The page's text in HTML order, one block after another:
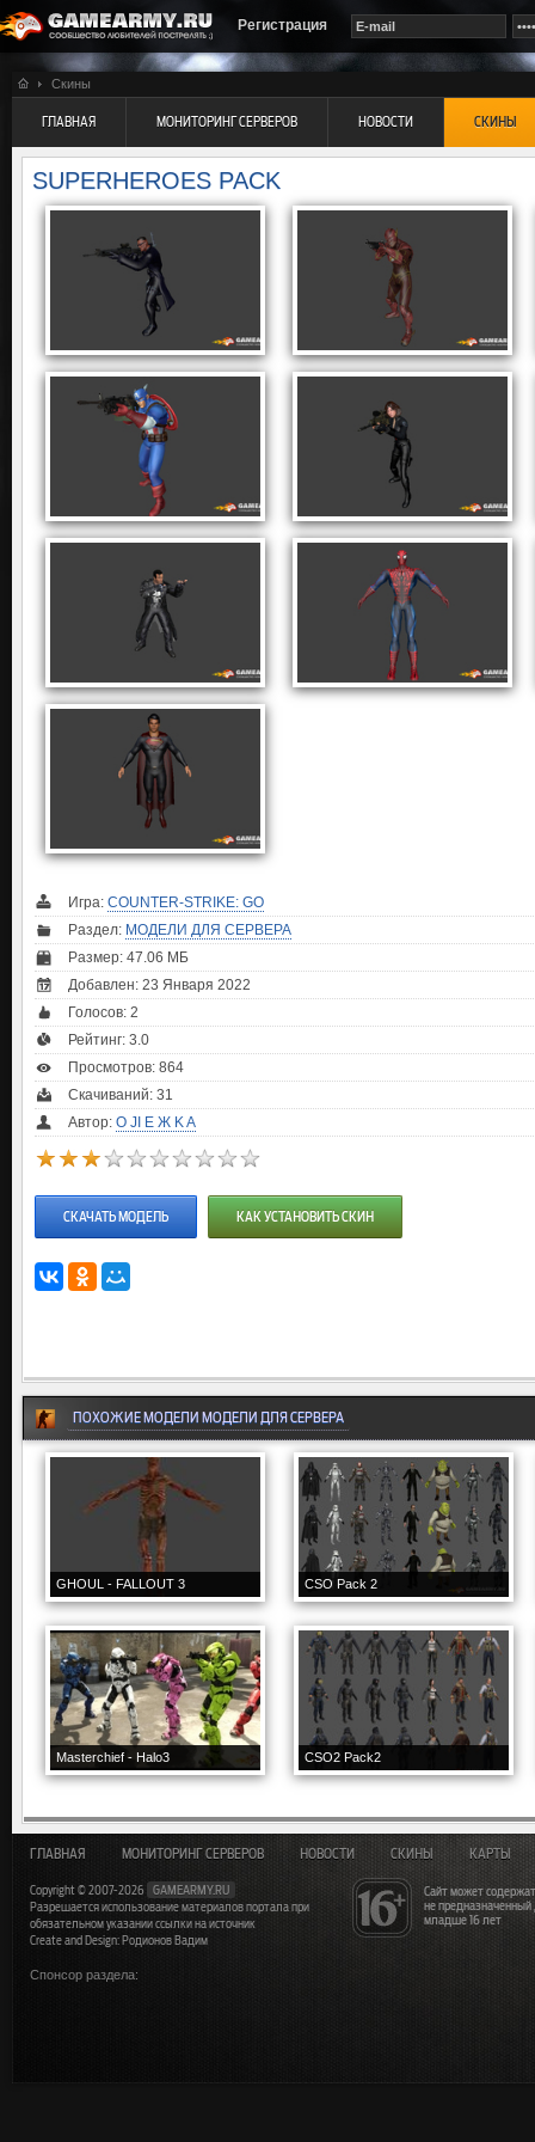
Регистрация
Скины
ГЛАВНАЯ МОНИТОРИНГ СЕРВЕРОВ НОВОСТИ СКИНЫ
SUPERHEROES PACK
Игра: COUNTER-STRIKE: GO
Раздел: МОДЕЛИ ДЛЯ СЕРВЕРА
Размер: 47.06 МБ
Добавлен: 23 Января 2022
Голосов: 2
Рейтинг: 3.0
Просмотров: 864
Скачиваний: 31
Автор: O JI E Ж K A
СКАЧАТЬ МОДЕЛЬ КАК УСТАНОВИТЬ СКИН
ПОХОЖИЕ МОДЕЛИ МОДЕЛИ ДЛЯ СЕРВЕРА
GHOUL - FALLOUT 3 CSO Pack 2
Masterchief - Halo3 CSO2 Pack2
Сайт может
не
младше 16 лет
ГЛАВНАЯ МОНИТОРИНГ СЕРВЕРОВ НОВОСТИ СКИНЫ КАРТЫ
Copyright © 2007-2026
GAMEARMY.RU
Разрешается использование материалов портала при
обязательном указании ссылки на источник
Create and Design: Родионов Вадим
Спонсор раздела: